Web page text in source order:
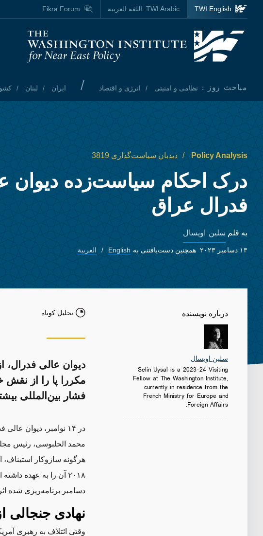
Skip to main content
Homepage
مباحث روز : نظامی و امنیتی انرژی و اقتصاد / ایران لبنان
TWI English
TWI Arabic: اللغة العربية Fikra Forum
Policy Analysis دیدبان سیاست‌گذاری 3819
درک احکام سیاست‌زده دیوان
فدرال عراق
به قلم سلین اویسال
۱۳ دسامبر ۲۰۲۳ همچنین دست‌یافتنی به English العربية
درباره نویسنده
سلین اویسال
Selin Uysal is a 2023-24 Visiting
Fellow at The Washington Institute,
currently in residence from the
French Ministry for Europe and
Foreign Affairs.
تحلیل کوتاه
دیوان عالی فدرال،
مکررا پا را از
فشار بین‌المللی
در ۱۴ نوامبر، دیوان عالی فدرال عراق در اقدامی جنجالی با
محمد الحلبوسی، رئیس
هرگونه سازوکار
دسامبر برنامه‌ریزی شده
نهادی جنجالی